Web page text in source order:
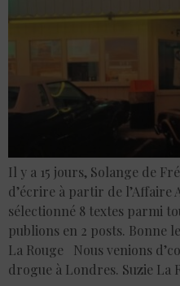
Il y a 15 jours, Solange de
d’écrire à partir de l’Affaire
sélectionné 8 textes parmi
publions en 2 posts. Bonne
La Rouge Nous venions
drogue à Londres. Suzie La